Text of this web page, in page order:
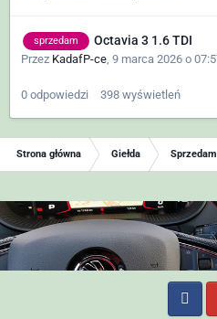
sprzedam Octavia 3 1.6 TDI
Przez KadafP-ce, 9 marca 2026 o
0 odpowiedzi 398 wyświetleń
Strona główna Giełda